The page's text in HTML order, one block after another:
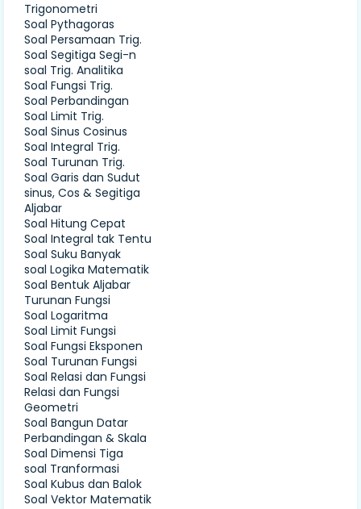
Trigonometri
Soal Pythagoras
Soal Persamaan Trig.
Soal Segitiga Segi-n
soal Trig. Analitika
Soal Fungsi Trig.
Soal Perbandingan
Soal Limit Trig.
Soal Sinus Cosinus
Soal Integral Trig.
Soal Turunan Trig.
Soal Garis dan Sudut
sinus, Cos & Segitiga
Aljabar
Soal Hitung Cepat
Soal Integral tak Tentu
Soal Suku Banyak
soal Logika Matematik
Soal Bentuk Aljabar
Turunan Fungsi
Soal Logaritma
Soal Limit Fungsi
Soal Fungsi Eksponen
Soal Turunan Fungsi
Soal Relasi dan Fungsi
Relasi dan Fungsi
Geometri
Soal Bangun Datar
Perbandingan & Skala
Soal Dimensi Tiga
soal Tranformasi
Soal Kubus dan Balok
Soal Vektor Matematik